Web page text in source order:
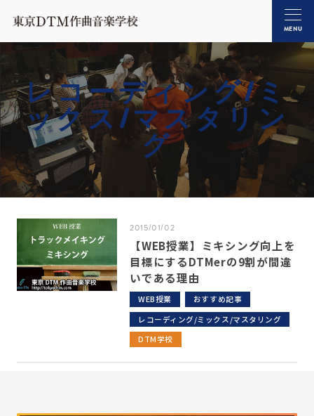
MENU
レコーディング/ミ
ックス/マスタリン
グ
2015/01/02
【WEB授業】ミキシング向上を
目標にするDTMerの9割が間違
いである理由
WEB授業
おすすめ記事
レコーディング/ミックス/マスタリング
DTM学校